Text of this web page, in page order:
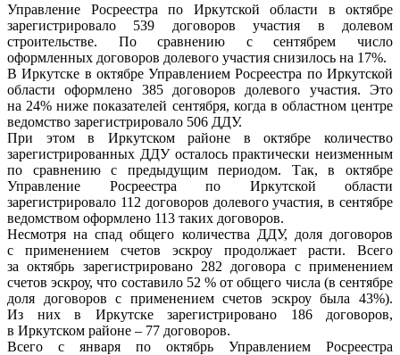
Управление Росреестра по Иркутской области в октябре
зарегистрировало 539 договоров участия в долевом
строительстве. По сравнению с сентябрем число
оформленных договоров долевого участия снизилось на 17%.
В Иркутске в октябре Управлением Росреестра по Иркутской
области оформлено 385 договоров долевого участия. Это
на 24% ниже показателей сентября, когда в областном центре
ведомство зарегистрировало 506 ДДУ.
При этом в Иркутском районе в октябре количество
зарегистрированных ДДУ осталось практически неизменным
по сравнению с предыдущим периодом. Так, в октябре
Управление Росреестра по Иркутской области
зарегистрировало 112 договоров долевого участия, в сентябре
ведомством оформлено 113 таких договоров.
Несмотря на спад общего количества ДДУ, доля договоров
с применением счетов эскроу продолжает расти. Всего
за октябрь зарегистрировано 282 договора с применением
счетов эскроу, что составило 52 % от общего числа (в сентябре
доля договоров с применением счетов эскроу была 43%).
Из них в Иркутске зарегистрировано 186 договоров,
в Иркутском районе – 77 договоров.
Всего с января по октябрь Управлением Росреестра